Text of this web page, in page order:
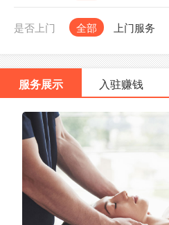
是否上门 全部 上门服务
服务展示 入驻赚钱